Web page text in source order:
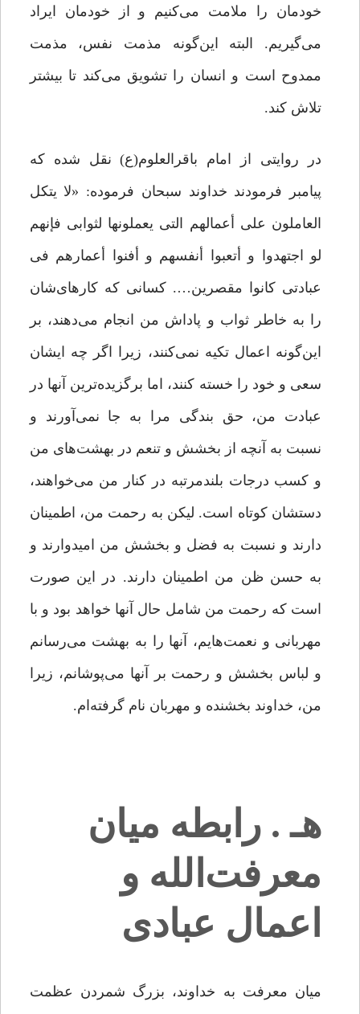
خودمان را ملامت می‌کنیم و از خودمان ایراد
می‌گیریم. البته این‌گونه مذمت نفس، مذمت
ممدوح است و انسان را تشویق می‌کند تا بیشتر
تلاش کند.
در روایتی از امام باقرالعلوم(ع) نقل شده که
پیامبر فرمودند خداوند سبحان فرموده: «لا یتکل
العاملون على أعمالهم التی یعملونها لثوابی فإنهم
لو اجتهدوا و أتعبوا أنفسهم و أفنوا أعمارهم فی
عبادتی کانوا مقصرین…. کسانى که کارهای‌شان
را به خاطر ثواب و پاداش من انجام مى‌دهند، بر
این‌گونه اعمال تکیه نمى‌کنند، زیرا اگر چه ایشان
سعى و خود را خسته کنند، اما برگزیده‌ترین آنها در
عبادت من، حق بندگى مرا به جا نمى‌آورند و
نسبت به آنچه از بخشش و تنعم در بهشت‌هاى من
و کسب درجات بلندمرتبه در کنار من مى‌خواهند،
دستشان کوتاه است. لیکن به رحمت من، اطمینان
دارند و نسبت به فضل و بخشش من امیدوارند و
به حسن ظن من اطمینان دارند. در این صورت
است که رحمت من شامل حال آنها خواهد بود و با
مهربانى و نعمت‌هایم، آنها را به بهشت مى‌رسانم
و لباس بخشش و رحمت بر آنها مى‌پوشانم، زیرا
من، خداوند بخشنده و مهربان نام گرفته‌ام.
هـ . رابطه میان
معرفت‌الله و
اعمال عبادی
میان معرفت به خداوند، بزرگ شمردن عظمت